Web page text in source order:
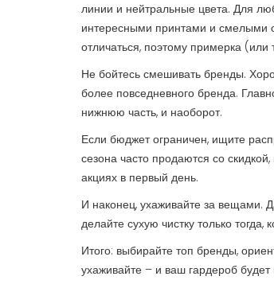
линии и нейтральные цвета. Для
интересными принтами и смелыми
отличаться, поэтому примерка
Не бойтесь смешивать бренды.
более повседневного бренда.
нижнюю часть, и наоборот.
Если бюджет ограничен, ищите
сезона часто продаются со
акциях в первый день.
И наконец, ухаживайте за вещами.
делайте сухую чистку только
Итого: выбирайте топ бренды,
ухаживайте – и ваш гардероб